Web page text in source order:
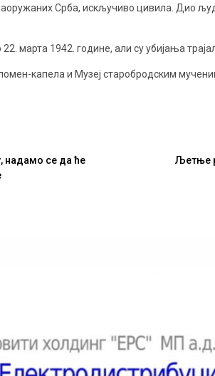
Срба, искључиво цивила. Дио
марта 1942. године, али су убијања
капела и Музеј старобродским
надамо се да ће
Љетње